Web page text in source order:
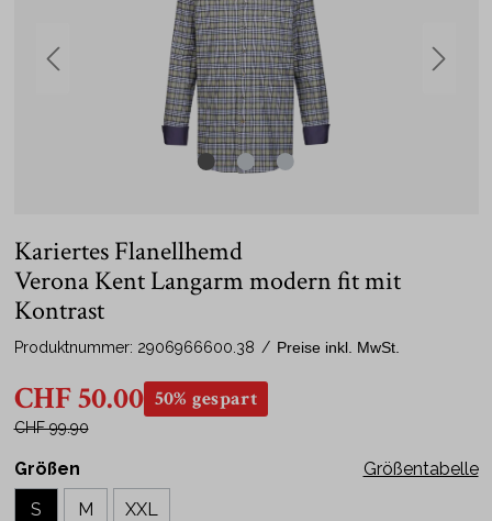
Kariertes Flanellhemd
Verona Kent Langarm modern fit mit
Kontrast
Produktnummer: 2906966600.38 / Preise inkl. MwSt.
CHF 50.00 50% gespart
CHF 99.90
Größentabelle
Größen
M
S XXL